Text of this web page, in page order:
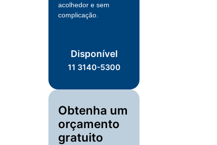
acolhedor e sem
complicação.
Disponível
11 3140-5300
Obtenha um
orçamento
gratuito